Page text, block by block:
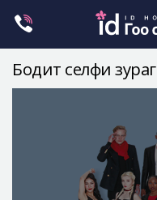
Бодит селфи зураг